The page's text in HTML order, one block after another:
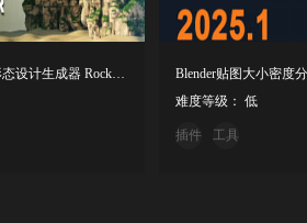
Blender插件-岩石石头形态设计生成器 RockForms All V1.4.1
难度等级： 低
插件 工具